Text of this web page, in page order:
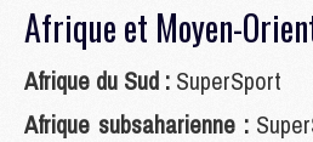
Afrique et Moyen-
Afrique du Sud : SuperSport
Afrique subsaharienne :